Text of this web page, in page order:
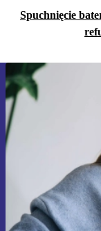
Spuchnięcie
Informacje na